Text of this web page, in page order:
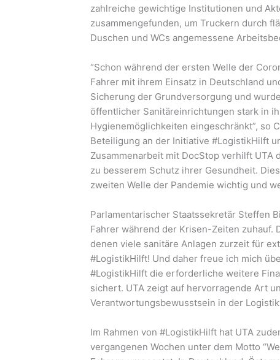
zahlreiche gewichtige Institutionen und
zusammengefunden, um Truckern durch
Duschen und WCs angemessene
“Schon während der ersten Welle der
Fahrer mit ihrem Einsatz in Deutschland
Sicherung der Grundversorgung und
öffentlicher Sanitäreinrichtungen stark in
Hygienemöglichkeiten eingeschränkt”, so
Beteiligung an der Initiative #LogistikHilft
Zusammenarbeit mit DocStop verhilft
zu besserem Schutz ihrer Gesundheit.
zweiten Welle der Pandemie wichtig und
Parlamentarischer Staatssekretär Steffen
Fahrer während der Krisen-Zeiten zuhauf.
denen viele sanitäre Anlagen zurzeit für
#LogistikHilft! Und daher freue ich mich
#LogistikHilft die erforderliche weitere
sichert. UTA zeigt auf hervorragende Art
Verantwortungsbewusstsein in der
Im Rahmen von #LogistikHilft hat UTA
vergangenen Wochen unter dem Motto